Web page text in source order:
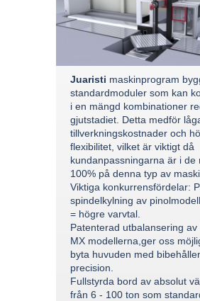
Juaristi maskinprogram
standardmoduler som kan
i en mängd kombinationer
gjutstadiet. Detta medför
tillverkningskostnader och
flexibilitet, vilket är viktigt då
kundanpassningarna är i de
100% på denna typ av
Viktiga konkurrensfördelar:
spindelkylning av
= högre varvtal.
Patenterad utbalansering av
MX modellerna,ger oss
byta huvuden med
precision.
Fullstyrda bord av absolut
från 6 - 100 ton som